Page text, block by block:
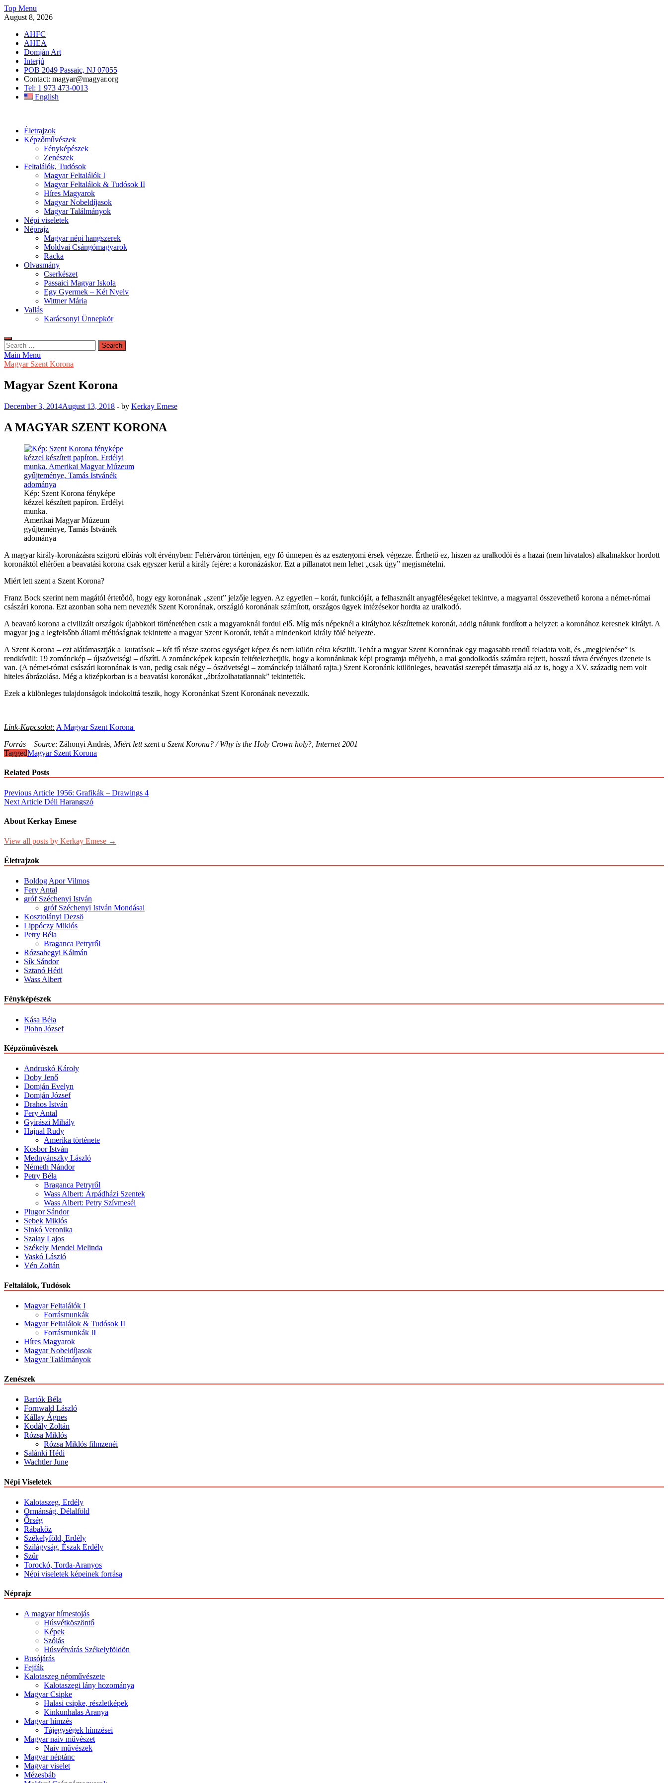
Skip
to
Top Menu
August 8, 2026
AHFC
AHEA
Domján Art
Interjú
POB 2049 Passaic, NJ 07055
Contact: magyar@magyar.org
Tel: 1 973 473-0013
English
Életrajzok
Képzőművészek
Fényképészek
Zenészek
Feltalálók, Tudósok
Magyar Feltalálók I
Magyar Feltalálok & Tudósok II
Híres Magyarok
Magyar Nobeldíjasok
Magyar Találmányok
Népi viseletek
Néprajz
Magyar népi hangszerek
Moldvai Csángómagyarok
Racka
Olvasmány
Cserkészet
Passaici Magyar Iskola
Egy Gyermek – Két Nyelv
Wittner Mária
Vallás
Karácsonyi Ünnepkör
Search
for:
Main Menu
Magyar Szent Korona
Magyar Szent Korona
December 3, 2014August 13, 2018 - by Kerkay Emese
A MAGYAR SZENT KORONA
Kép: Szent Korona fényképe
kézzel készített papíron. Erdélyi
munka.
Amerikai Magyar Múzeum
gyűjteménye, Tamás Istvánék
adománya
A magyar király-koronázásra szigorú előírás volt érvényben: Fehérváron történjen, egy fő ünnepen és az esztergomi érsek végezze. Érthető ez, hiszen az uralkodói és a hazai (nem hivatalos) alkalmakkor hordott
koronáktól eltérően a beavatási korona csak egyszer kerül a király fejére: a koronázáskor. Ezt a pillanatot nem lehet „csak úgy” megismételni.
Miért lett szent a Szent Korona?
Franz Bock szerint nem magától értetődő, hogy egy koronának „szent” jelzője legyen. Az egyetlen – korát, funkcióját, a felhasznált anyagféleségeket tekintve, a magyarral összevethető korona a német-római
császári korona. Ezt azonban soha nem nevezték Szent Koronának, országló koronának számított, országos ügyek intézésekor hordta az uralkodó.
A beavató korona a civilizált országok újabbkori történetében csak a magyaroknál fordul elő. Míg más népeknél a királyhoz készíttetnek koronát, addig nálunk fordított a helyzet: a koronához keresnek királyt. A
magyar jog a legfelsőbb állami méltóságnak tekintette a magyar Szent Koronát, tehát a mindenkori király fölé helyezte.
A Szent Korona – ezt alátámasztják a kutatások – két fő része szoros egységet képez és nem külön célra készült. Tehát a magyar Szent Koronának egy magasabb rendű feladata volt, és „megjelenése” is
rendkívüli: 19 zománckép – újszövetségi – díszíti. A zománcképek kapcsán feltételezhetjük, hogy a koronánknak képi programja mélyebb, a mai gondolkodás számára rejtett, hosszú távra érvényes üzenete is
van. (A német-római császári koronának is van, pedig csak négy – ószövetségi – zománckép található rajta.) Szent Koronánk különleges, beavatási szerepét támasztja alá az is, hogy a XV. századig nem volt
hiteles ábrázolása. Még a középkorban is a beavatási koronákat „ábrázolhatatlannak” tekintették.
Ezek a különleges tulajdonságok indokolttá teszik, hogy Koronánkat Szent Koronának nevezzük.
Link-Kapcsolat: A Magyar Szent Korona
Forrás – Source: Záhonyi András, Miért lett szent a Szent Korona? / Why is the Holy Crown holy?, Internet 2001
TaggedMagyar Szent Korona
Related Posts
Post
navigation
Previous Article 1956: Grafikák – Drawings 4
Next Article Déli Harangszó
About Kerkay Emese
View all posts by Kerkay Emese →
Életrajzok
Boldog Apor Vilmos
Fery Antal
gróf Széchenyi István
gróf Széchenyi István Mondásai
Kosztolányi Dezsö
Lippóczy Miklós
Petry Béla
Braganca Petryről
Rózsahegyi Kálmán
Sík Sándor
Sztanó Hédi
Wass Albert
Fényképészek
Kása Béla
Plohn József
Képzőművészek
Andruskó Károly
Doby Jenő
Domján Evelyn
Domján József
Drahos István
Fery Antal
Gyirászi Mihály
Hajnal Rudy
Amerika története
Kosbor István
Mednyánszky László
Németh Nándor
Petry Béla
Braganca Petryről
Wass Albert: Árpádházi Szentek
Wass Albert: Petry Szívmeséi
Plugor Sándor
Sebek Miklós
Sinkó Veronika
Szalay Lajos
Székely Mendel Melinda
Vaskó László
Vén Zoltán
Feltalálok, Tudósok
Magyar Feltalálók I
Forrásmunkák
Magyar Feltalálok & Tudósok II
Forrásmunkák II
Híres Magyarok
Magyar Nobeldíjasok
Magyar Találmányok
Zenészek
Bartók Béla
Fornwald László
Kállay Ágnes
Kodály Zoltán
Rózsa Miklós
Rózsa Miklós filmzenéi
Salánki Hédi
Wachtler June
Népi Viseletek
Kalotaszeg, Erdély
Ormánság, Délalföld
Őrség
Rábakőz
Székelyföld, Erdély
Szilágyság, Észak Erdély
Szűr
Torockó, Torda-Aranyos
Népi viseletek képeinek forrása
Néprajz
A magyar hímestojás
Húsvétköszöntő
Képek
Szólás
Húsvétvárás Székelyföldön
Busójárás
Fejfák
Kalotaszeg népművészete
Kalotaszegi lány hozománya
Magyar Csipke
Halasi csipke, részletképek
Kinkunhalas Aranya
Magyar hímzés
Tájegységek hímzései
Magyar naiv művészet
Naiv művészek
Magyar néptánc
Magyar viselet
Mézesbáb